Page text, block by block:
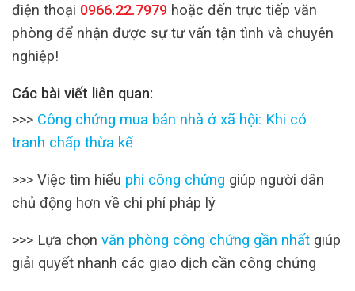
điện thoại 0966.22.7979 hoặc đến trực tiếp văn
phòng để nhận được sự tư vấn tận tình và chuyên
nghiệp!
Các bài viết liên quan:
>>> Công chứng mua bán nhà ở xã hội: Khi có
tranh chấp thừa kế
>>> Việc tìm hiểu phí công chứng giúp người dân
chủ động hơn về chi phí pháp lý
>>> Lựa chọn văn phòng công chứng gần nhất giúp
giải quyết nhanh các giao dịch cần công chứng